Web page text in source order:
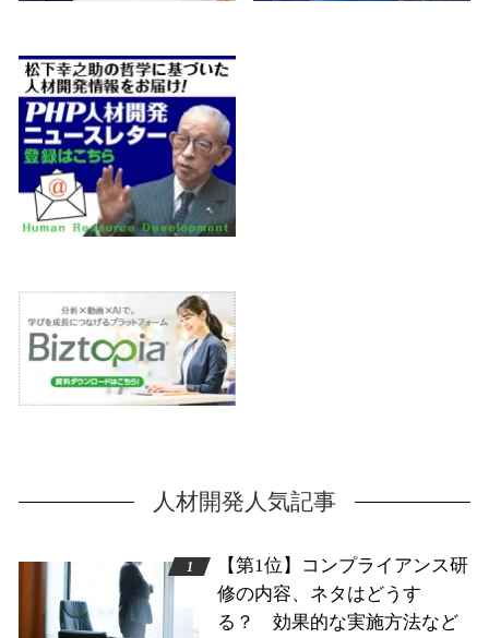
人材開発人気記事
【第1位】コンプライアンス研
修の内容、ネタはどうす
る？ 効果的な実施方法など